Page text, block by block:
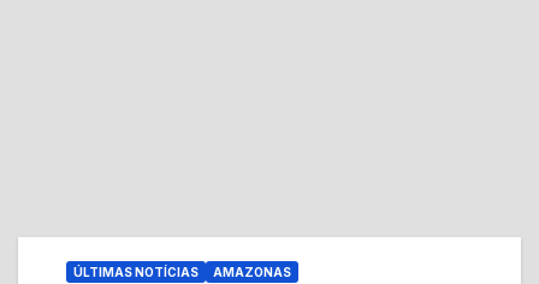
ÚLTIMAS NOTÍCIAS AMAZONAS